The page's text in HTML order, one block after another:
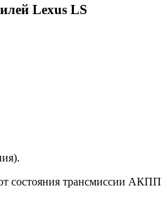
Lexus LS
состояния трансмиссии АКПП